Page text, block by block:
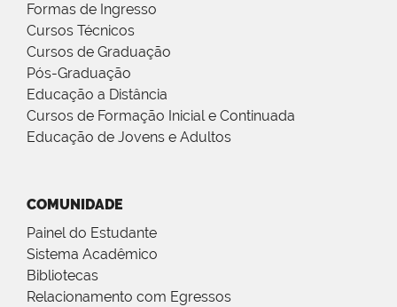
Formas de Ingresso
Cursos Técnicos
Cursos de Graduação
Pós-Graduação
Educação a Distância
Cursos de Formação Inicial e Continuada
Educação de Jovens e Adultos
COMUNIDADE
Painel do Estudante
Sistema Acadêmico
Bibliotecas
Relacionamento com Egressos